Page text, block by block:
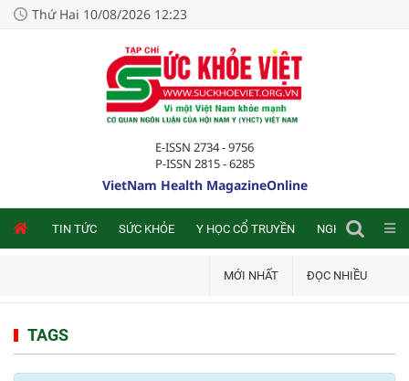
Thứ Hai 10/08/2026 12:23
E-ISSN 2734 - 9756
P-ISSN 2815 - 6285
VietNam Health MagazineOnline
TIN TỨC SỨC KHỎE Y HỌC CỔ TRUYỀN NGHIÊN CỨU
MỚI NHẤT ĐỌC NHIỀU
TAGS